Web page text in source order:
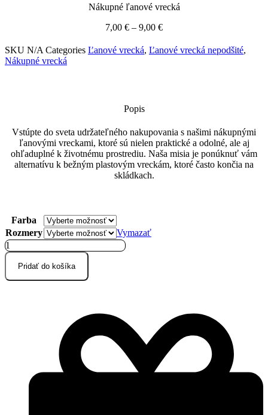
Nákupné ľanové vrecká
7,00 € – 9,00 €Price
7,00 €
SKU N/A Categories Ľanové vrecká, Ľanové vrecká nepodšité,
Nákupné vrecká
Popis
Vstúpte do sveta udržateľného nakupovania s našimi nákupnými
ľanovými vreckami, ktoré sú nielen praktické a odolné, ale aj
ohľaduplné k životnému prostrediu. Naša misia je ponúknuť vám
alternatívu k bežným plastovým vreckám, ktoré často končia na
skládkach.
Farba
Rozmery
Vymazať
množstvo
Nákupné
ľanové
vrecká
Pridať do košíka